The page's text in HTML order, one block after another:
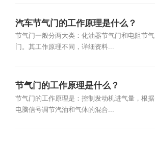
汽车节气门的工作原理是什么？
节气门一般分两大类：化油器节气门和电阻节气
门。其工作原理不同，详细资料...
节气门的工作原理是什么？
节气门的工作原理是：控制发动机进气量，根据
电脑信号调节汽油和气体的混合...